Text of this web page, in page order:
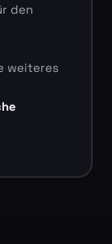
den
weiteres